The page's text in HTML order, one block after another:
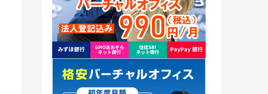
新宿 3
世田谷 1
神奈川